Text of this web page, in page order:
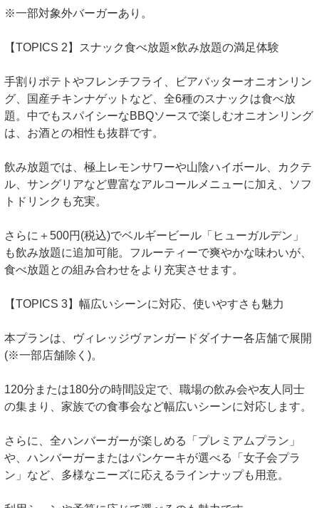
※一部対象外バーガーあり。
【TOPICS 2】スナック食べ放題×飲み放題の満足体験
手割りポテトやフレンチフライ、ビアバッターオニオンリン
グ、国産チキンナゲットなど、全6種のスナックは食べ放
題。中でもスパイシーなBBQソースで楽しむオニオンリング
は、お酒との相性も抜群です。
飲み放題では、極上レモンサワーや山陰ハイボール、カクテ
ル、サングリアなど豊富なアルコールメニューに加え、ソフ
トドリンクも充実。
さらに＋500円(税込)でベルギービール「ヒューガルデン」
も飲み放題に追加可能。フルーティーで爽やかな味わいが、
食べ放題との組み合わせをより充実させます。
【TOPICS 3】幅広いシーンに対応、使いやすさも魅力
本プランは、ヴィレッジヴァンガードダイナー各店舗で展開
(※一部店舗除く)。
120分または180分の時間設定で、職場の飲み会や友人同士
の集まり、家族での食事会など幅広いシーンに対応します。
さらに、全ハンバーガーが楽しめる「プレミアムプラン」
や、ハンバーガーまたはパンケーキが選べる「女子会プラ
ン」など、多様なニーズに応えるラインナップも用意。